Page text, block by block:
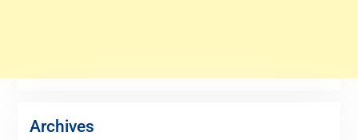
Archives